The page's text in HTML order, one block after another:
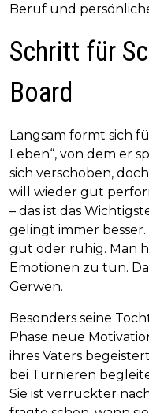
Beruf und
Schritt für
Board
Langsam formt sich
Leben“, von dem er
sich verschoben,
will wieder gut
– das ist das
gelingt immer
gut oder ruhig. Man
Emotionen zu tun.
Gerwen.
Besonders seine
Phase neue
ihres Vaters
bei Turnieren
Sie ist verrückter